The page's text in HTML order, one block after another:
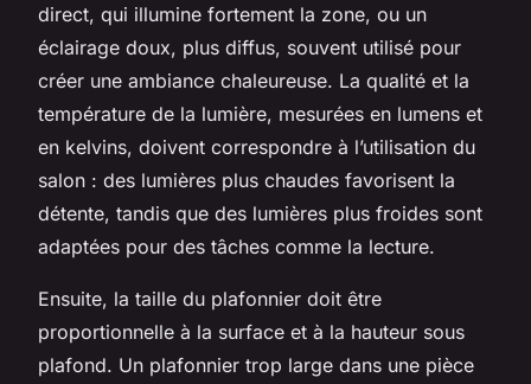
direct, qui illumine fortement la zone, ou un
éclairage doux, plus diffus, souvent utilisé pour
créer une ambiance chaleureuse. La qualité et la
température de la lumière, mesurées en lumens et
en kelvins, doivent correspondre à l’utilisation du
salon : des lumières plus chaudes favorisent la
détente, tandis que des lumières plus froides sont
adaptées pour des tâches comme la lecture.
Ensuite, la taille du plafonnier doit être
proportionnelle à la surface et à la hauteur sous
plafond. Un plafonnier trop large dans une pièce